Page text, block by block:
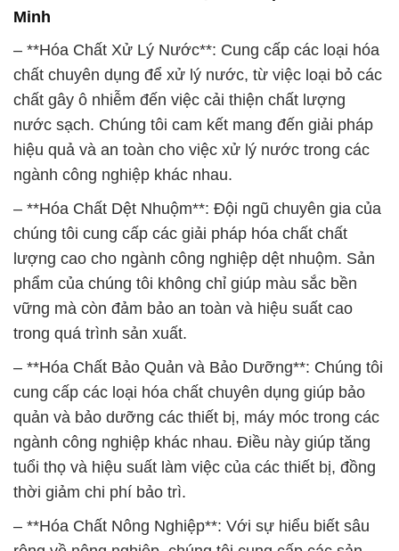
chúng tôi cung cấp các giải pháp hóa chất chất
lượng cao cho ngành công nghiệp dệt nhuộm. Sản
phẩm của chúng tôi không chỉ giúp màu sắc bền
vững mà còn đảm bảo an toàn và hiệu suất cao
trong quá trình sản xuất.
– **Hóa Chất Bảo Quản và Bảo Dưỡng**: Chúng tôi
cung cấp các loại hóa chất chuyên dụng giúp bảo
quản và bảo dưỡng các thiết bị, máy móc trong các
ngành công nghiệp khác nhau. Điều này giúp tăng
tuổi thọ và hiệu suất làm việc của các thiết bị, đồng
thời giảm chi phí bảo trì.
– **Hóa Chất Nông Nghiệp**: Với sự hiểu biết sâu
rộng về nông nghiệp, chúng tôi cung cấp các sản
phẩm hóa chất hỗ trợ cho việc phòng trừ sâu bệnh,
tăng cường dinh dưỡng đất và nước, giúp nâng cao
năng suất và chất lượng nông sản.
– **Hóa Chất Chế Biến Thực Phẩm**: Đảm bảo an
toàn và chất lượng trong quá trình chế biến thực
phẩm là một ưu tiên hàng đầu của chúng tôi. Chúng
tôi cung cấp các loại hóa chất an toàn và được kiểm
định để đảm bảo sự tin cậy và tuân thủ các tiêu